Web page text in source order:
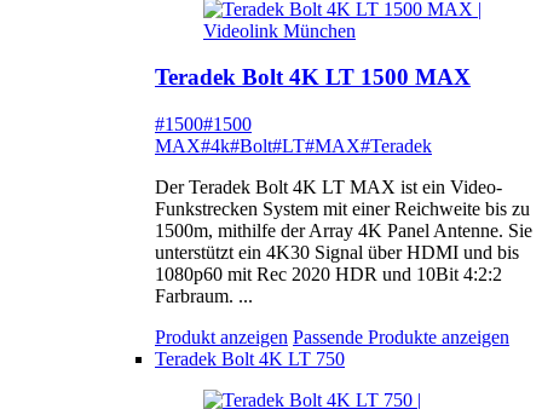
Teradek Bolt 4K LT 1500 MAX
#1500#1500
MAX#4k#Bolt#LT#MAX#Teradek
Der Teradek Bolt 4K LT MAX ist ein Video-
Funkstrecken System mit einer Reichweite bis zu
1500m, mithilfe der Array 4K Panel Antenne. Sie
unterstützt ein 4K30 Signal über HDMI und bis
1080p60 mit Rec 2020 HDR und 10Bit 4:2:2
Farbraum. ...
Produkt anzeigen Passende Produkte anzeigen
Teradek Bolt 4K LT 750